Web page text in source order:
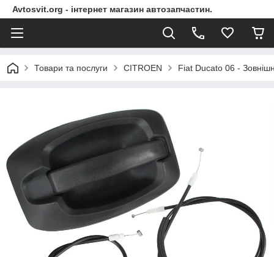
Avtosvit.org - інтернет магазин автозапчастин.
Товари та послуги CITROEN Fiat Ducato 06 -